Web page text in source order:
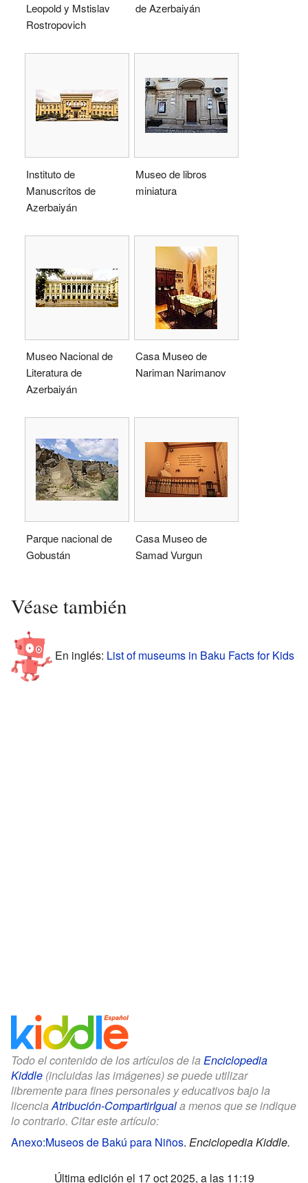
Leopold y Mstislav
Rostropovich
de Azerbaiyán
Instituto de
Manuscritos de
Azerbaiyán
Museo de libros
miniatura
Museo Nacional de
Literatura de
Azerbaiyán
Casa Museo de
Nariman Narimanov
Parque nacional de
Gobustán
Casa Museo de
Samad Vurgun
Véase también
En inglés: List of museums in Baku Facts for Kids
Todo el contenido de los artículos de la Enciclopedia
Kiddle (incluidas las imágenes) se puede utilizar
libremente para fines personales y educativos bajo la
licenciaAtribución-CompartirIguala menos que se indique
lo contrario. Citar este artículo:
Anexo:Museos de Bakú para Niños. Enciclopedia Kiddle.
Última edición el 17 oct 2025, a las 11:19